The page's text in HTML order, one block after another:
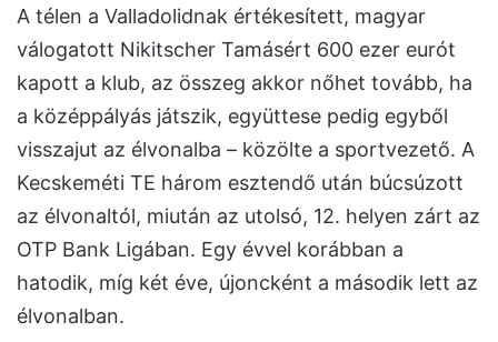
A télen a Valladolidnak értékesített, magyar
válogatott Nikitscher Tamásért 600 ezer eurót
kapott a klub, az összeg akkor nőhet tovább, ha
a középpályás játszik, együttese pedig egyből
visszajut az élvonalba – közölte a sportvezető. A
Kecskeméti TE három esztendő után búcsúzott
az élvonaltól, miután az utolsó, 12. helyen zárt az
OTP Bank Ligában. Egy évvel korábban a
hatodik, míg két éve, újoncként a második lett az
élvonalban.